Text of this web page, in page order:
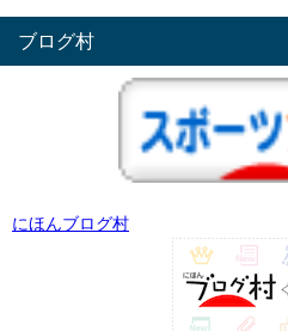
ブログ村
にほんブログ村